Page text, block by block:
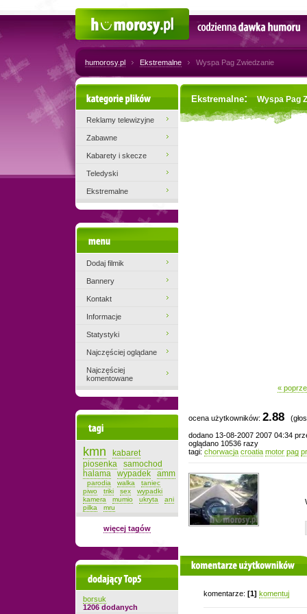
Codzienna dawka humoru
humorosy.pl Ekstremalne Wyspa Pag Zwiedzanie
Ekstremalne: Wyspa Pag
«
ocena użytkowników: 2.88
dodano 13-08-2007 2007 04:34
oglądano 10536 razy
tagi: chorwacja croatia motor pag
komentarze użytkowników
komentarze: [1] komentuj
Kategorie plików
Reklamy telewizyjne
Zabawne
Kabarety i skecze
Teledyski
Ekstremalne
Dodaj filmik
Bannery
Kontakt
Informacje
Statystyki
Najczęściej oglądane
Najczęściej
komentowane
kmn
kabaret
piosenka
samochod
halama
wypadek amm
parodia walka
taniec
piwo
triki sex
wypadki
kamera
mumio ukryta
ani
pilka
mru
więcej tagów
Dodający top-5
borsuk
1206 dodanych